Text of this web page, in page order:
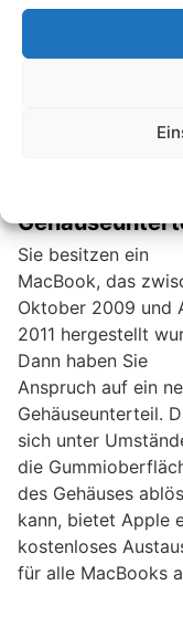
Sie besitzen ein
MacBook, das
Oktober 2009 und
2011 hergestellt
Dann haben Sie
Anspruch auf ein
Gehäuseunterteil.
sich unter
die
des Gehäuses
kann, bietet Apple
kostenloses
für alle MacBooks